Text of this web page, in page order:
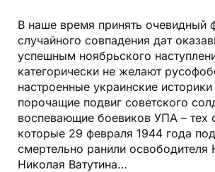
В наше время принять очевидный
случайного совпадения дат
успешным ноябрьского
категорически не желают
настроенные украинские
порочащие подвиг советского
воспевающие боевиков УПА – тех
которые 29 февраля 1944 года
смертельно ранили освободителя
Николая Ватутина…